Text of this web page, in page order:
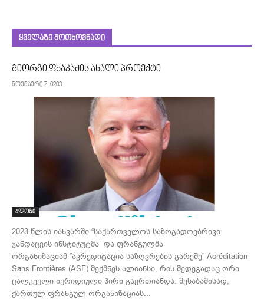
ᲧᲕᲔᲚᲐᲖᲔ ᲛᲝᲗᲮᲝᲕᲜᲐᲓᲘ
გიორგი ფხაკაძის ახალი პროექტი
ნოემბერი 7, 0203
ბლოგი
2023 წლის იანვარში “საქართველოს საზოგადოებრივი
ჯანდაცვის ინსტიტუტმა” და ფრანგულმა
ორგანიზაციამ “აკრედიტაცია საზღვრების გარეშე” Acréditation
Sans Frontières (ASF) შექმნეს ალიანსი, რის შედეგადაც ორი
ცალკეული იურიდიული პირი გაერთიანდა. შესაბამისად,
ქართულ-ფრანგულ ორგანიზაციას...